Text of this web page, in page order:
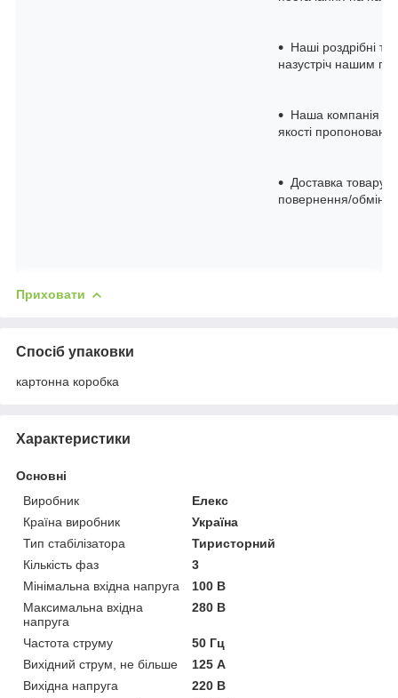
Наші роздрібні
назустріч нашим
Наша компанія —
якості
Доставка товару
повернення/обмін
Приховати
Спосіб упаковки
картонна коробка
Характеристики
Основні
Виробник
Елекс
Країна виробник
Україна
Тип стабілізатора
Тиристорний
Кількість фаз
3
Мінімальна вхідна напруга
100 В
Максимальна вхідна
напруга
280 В
Частота струму
50 Гц
Вихідний струм, не більше
125 А
Вихідна напруга
220 В